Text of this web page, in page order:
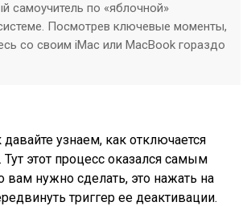
самоучитель по «яблочной»
Посмотрев ключевые моменты,
со своим iMac или MacBook гораздо
узнаем, как отключается
Тут этот процесс оказался самым
вам нужно сделать, это нажать на
триггер ее деактивации.